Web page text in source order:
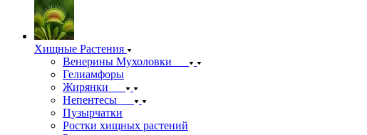
Хищные Растения
Венерины Мухоловки
Гелиамфоры
Жирянки
Непентесы
Пузырчатки
Ростки хищных растений